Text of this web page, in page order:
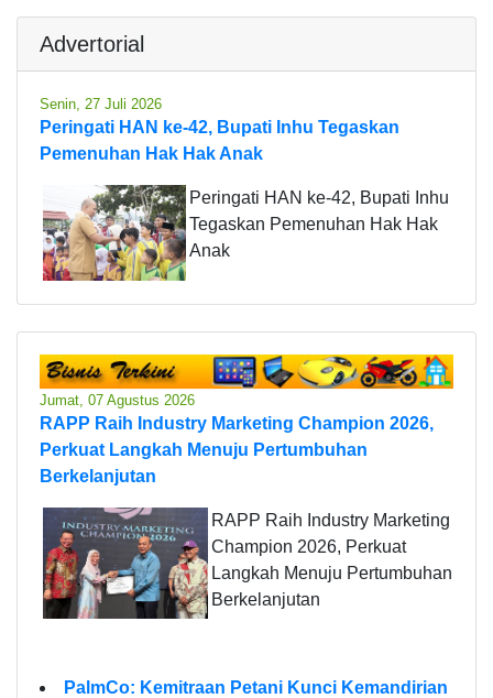
Advertorial
Senin, 27 Juli 2026
Peringati HAN ke-42, Bupati Inhu Tegaskan
Pemenuhan Hak Hak Anak
Peringati HAN ke-42, Bupati Inhu
Tegaskan Pemenuhan Hak Hak
Anak
Jumat, 07 Agustus 2026
RAPP Raih Industry Marketing Champion 2026,
Perkuat Langkah Menuju Pertumbuhan
Berkelanjutan
RAPP Raih Industry Marketing
Champion 2026, Perkuat
Langkah Menuju Pertumbuhan
Berkelanjutan
PalmCo: Kemitraan Petani Kunci Kemandirian